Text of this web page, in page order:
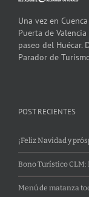
Una vez en
Puerta de
paseo del
Parador de
POST RECIENTES
¡Feliz Navidad y
Bono Turístico
Menú de matanza